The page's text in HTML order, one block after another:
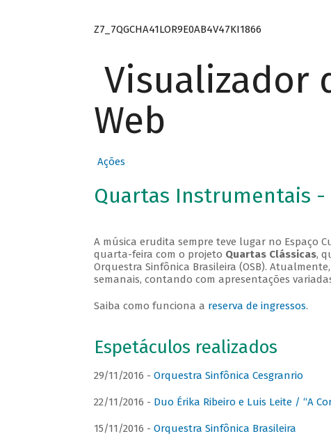
Z7_7QGCHA41LOR9E0AB4V47KI1866
Visualizador
Web
Ações
Quartas Instrumentais -
A música erudita sempre teve lugar no Espaço
quarta-feira com o projeto Quartas Clássicas,
Orquestra Sinfônica Brasileira (OSB).
semanais, contando com apresentações
Saiba como funciona a reserva de ingressos.
Espetáculos realizados
29/11/2016 - Orquestra Sinfônica Cesgranrio
22/11/2016 - Duo Érika Ribeiro e Luis Leite / “A
15/11/2016 - Orquestra Sinfônica Brasileira